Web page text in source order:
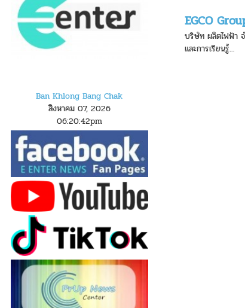
Ban Khlong Bang Chak
สิงหาคม 07, 2026
06:20:43pm
EGCO
บริษัท ผลิตไฟฟ้า
และการเรียนรู้...